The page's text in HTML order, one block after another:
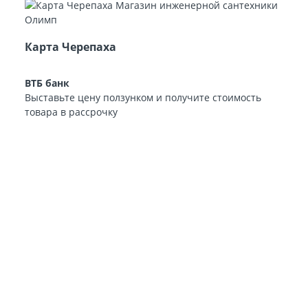
Карта Черепаха
ВТБ банк
Выставьте цену ползунком и получите стоимость
товара в рассрочку